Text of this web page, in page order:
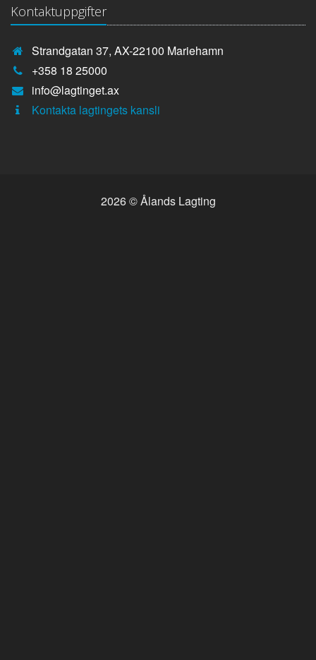
Kontaktuppgifter
Strandgatan 37, AX-22100 Mariehamn
Telefonnummer:
+358 18 25000
E-
post:
info@lagtinget.ax
Fler:
Kontakta lagtingets kansli
2026 © Ålands Lagting